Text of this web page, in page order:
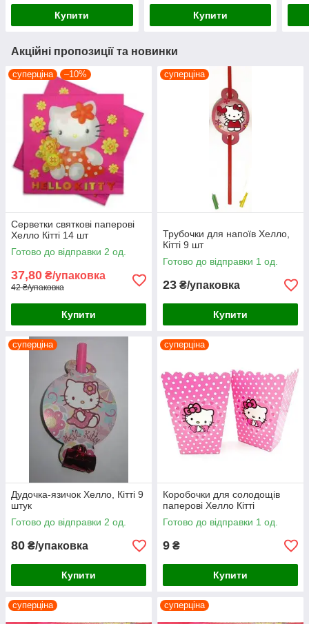
Купити Купити
Акційні пропозиції та новинки
суперціна –10%
Серветки святкові паперові
Хелло Кітті 14 шт
Готово до відправки 2 од.
37,80 ₴/упаковка
42 ₴/упаковка
Купити
суперціна
Трубочки для напоїв Хелло,
Кітті 9 шт
Готово до відправки 1 од.
23 ₴/упаковка
Купити
суперціна
Дудочка-язичок Хелло, Кітті 9
штук
Готово до відправки 2 од.
80 ₴/упаковка
Купити
суперціна
Коробочки для солодощів
паперові Хелло Кітті
Готово до відправки 1 од.
9 ₴
Купити
суперціна суперціна